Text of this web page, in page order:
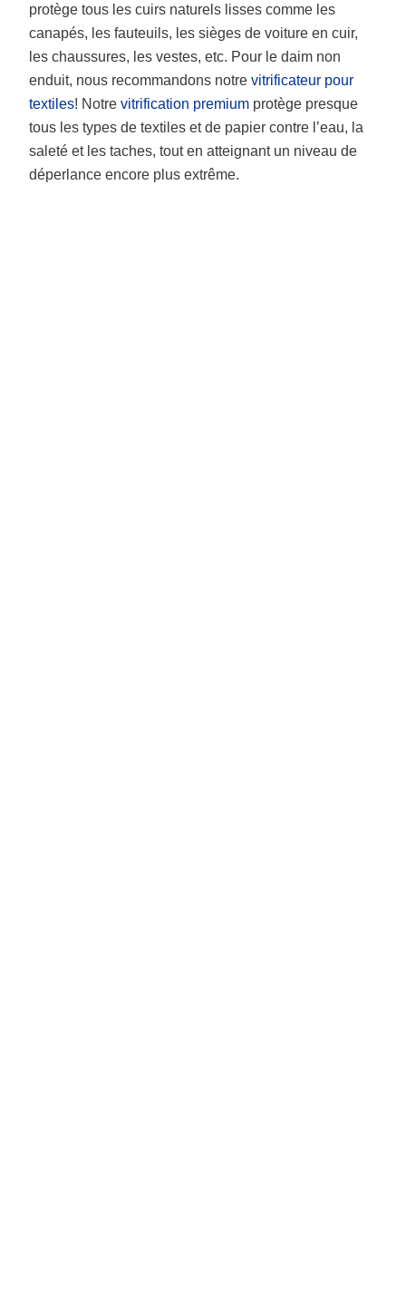
protège tous les cuirs naturels lisses comme les
canapés, les fauteuils, les sièges de voiture en cuir,
les chaussures, les vestes, etc. Pour le daim non
enduit, nous recommandons notre vitrificateur pour
textiles! Notre vitrification premium protège presque
tous les types de textiles et de papier contre l’eau, la
saleté et les taches, tout en atteignant un niveau de
déperlance encore plus extrême.